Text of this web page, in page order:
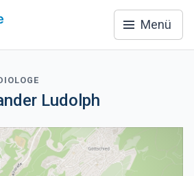
Menü
Ludolph